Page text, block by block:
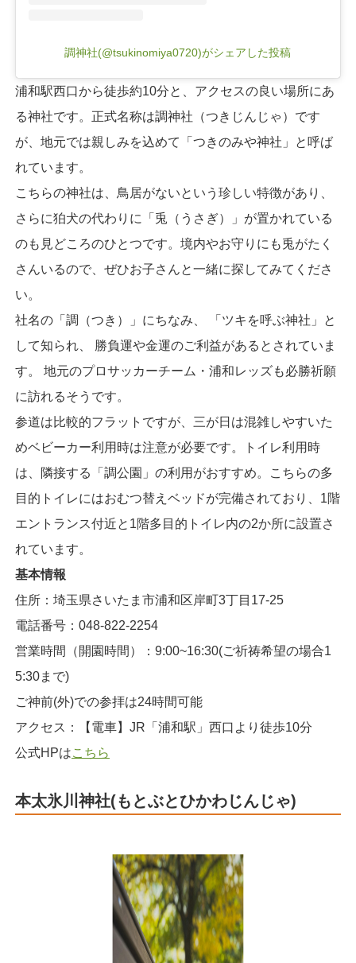
調神社(@tsukinomiya0720)がシェアした投稿
浦和駅西口から徒歩約10分と、アクセスの良い場所にあ
る神社です。正式名称は調神社（つきじんじゃ）です
が、地元では親しみを込めて「つきのみや神社」と呼ば
れています。
こちらの神社は、鳥居がないという珍しい特徴があり、
さらに狛犬の代わりに「兎（うさぎ）」が置かれている
のも見どころのひとつです。境内やお守りにも兎がたく
さんいるので、ぜひお子さんと一緒に探してみてくださ
い。
社名の「調（つき）」にちなみ、 「ツキを呼ぶ神社」と
して知られ、 勝負運や金運のご利益があるとされていま
す。 地元のプロサッカーチーム・浦和レッズも必勝祈願
に訪れるそうです。
参道は比較的フラットですが、三が日は混雑しやすいた
めベビーカー利用時は注意が必要です。トイレ利用時
は、隣接する「調公園」の利用がおすすめ。こちらの多
目的トイレにはおむつ替えベッドが完備されており、1階
エントランス付近と1階多目的トイレ内の2か所に設置さ
れています。
基本情報
住所：埼玉県さいたま市浦和区岸町3丁目17-25
電話番号：048-822-2254
営業時間（開園時間）：9:00~16:30(ご祈祷希望の場合1
5:30まで)
ご神前(外)での参拝は24時間可能
アクセス：【電車】JR「浦和駅」西口より徒歩10分
公式HPはこちら
本太氷川神社(もとぶとひかわじんじゃ)